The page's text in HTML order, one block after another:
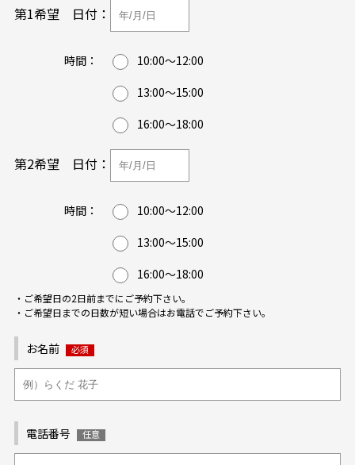
第1希望 日付：
時間：
10:00～12:00
13:00～15:00
16:00～18:00
第2希望 日付：
時間：
10:00～12:00
13:00～15:00
16:00～18:00
・ご希望日の2日前までにご予約下さい。
・ご希望日までの日数が短い場合はお電話でご予約下さい。
お名前
電話番号